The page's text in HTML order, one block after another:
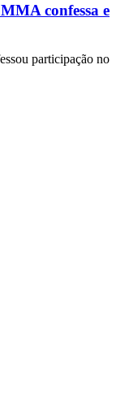
confessa e
participação no